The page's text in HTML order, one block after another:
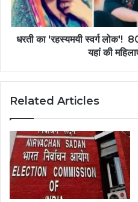
धरती का 'रहस्यमयी स्वर्ग लोक'!
यहां की
Related Articles